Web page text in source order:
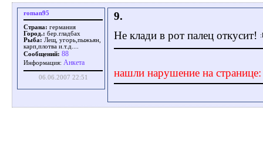
roman95
Страна: германия
Город.: бер.гладбах
Рыба: Лещ, угорь,пыжьян,
карп,плотва и.т.д....
Сообщений: 88
Информация: Aнкета
06.06.2007 22:51
9.
Не клади в рот палец откусит!
нашли нарушение на